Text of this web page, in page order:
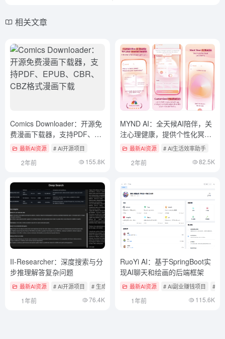
相关文章
Comics Downloader：开源免
费漫画下载器，支持PDF、
EPUB、CBR、CBZ格式漫画
最新AI资源 # AI开源项目
2年前 155.8K
MYND AI：全天候AI陪伴，关
注心理健康，提供个性化冥想
与压力管理
最新AI资源 # AI生活效率助手
2年前 82.5K
II-Researcher：深度搜索与分
步推理解答复杂问题
最新AI资源 # AI开源项目 # 生成深度研究报告
1年前 76.4K
RuoYi AI：基于SpringBoot实
现AI聊天和绘画的后端框架
最新AI资源 # AI副业赚钱项目 # AI
1年前 115.6K